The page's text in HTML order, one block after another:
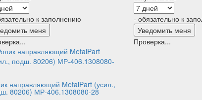
к заполнению - обязательно к
Проверка...
направляющий MetalPart (усил.,
80206) МР-406.1308080-28